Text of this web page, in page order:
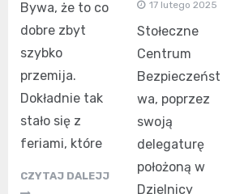
Bywa, że to co
dobre zbyt
szybko
przemija.
Dokładnie tak
stało się z
feriami, które
CZYTAJ DALEJJ
17 lutego 2025
Stołeczne
Centrum
Bezpieczeńst
wa, poprzez
swoją
delegaturę
położoną w
Dzielnicy